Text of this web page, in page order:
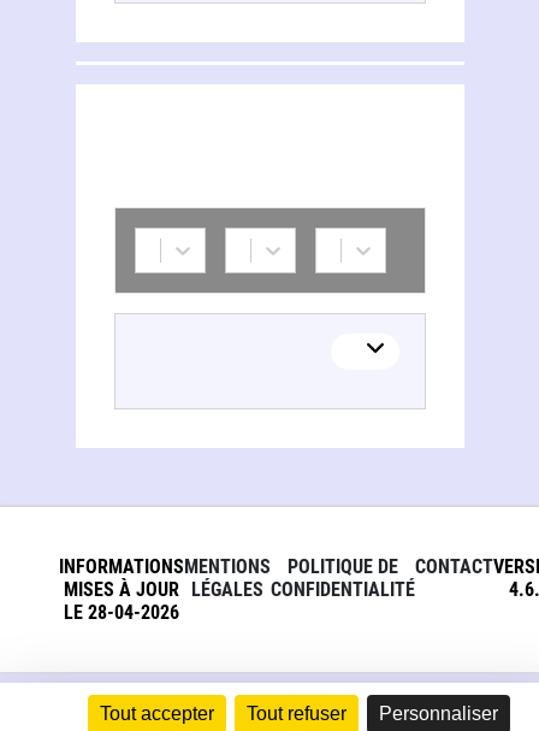
Tout accepter Tout refuser Personnaliser
INFORMATIONS
MISES À JOUR
LE 28-04-2026
MENTIONS
LÉGALES
POLITIQUE DE
CONFIDENTIALITÉ
CONTACT